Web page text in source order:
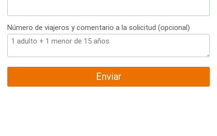
Número de viajeros y comentario a la solicitud (opcional)
Enviar